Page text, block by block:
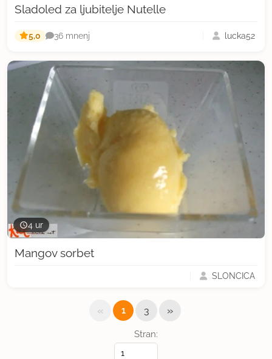
Sladoled za ljubitelje Nutelle
5,0 36 mnenj lucka52
4 ur
Mangov sorbet
SLONCICA
Stran:
« 1 3 »